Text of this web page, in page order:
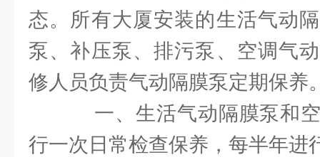
态。所有大厦安装的生活气动
泵、补压泵、排污泵、空调气
修人员负责气动隔膜泵定期保养
一、生活气动隔膜泵和
行一次日常检查保养，每半年进